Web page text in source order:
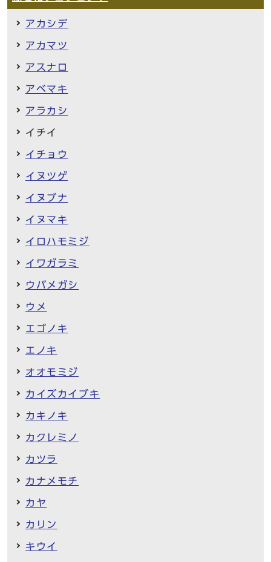
アカシデ
アカマツ
アスナロ
アベマキ
アラカシ
イチイ
イチョウ
イヌツゲ
イヌブナ
イヌマキ
イロハモミジ
イワガラミ
ウバメガシ
ウメ
エゴノキ
エノキ
オオモミジ
カイズカイブキ
カキノキ
カクレミノ
カツラ
カナメモチ
カヤ
カリン
キウイ